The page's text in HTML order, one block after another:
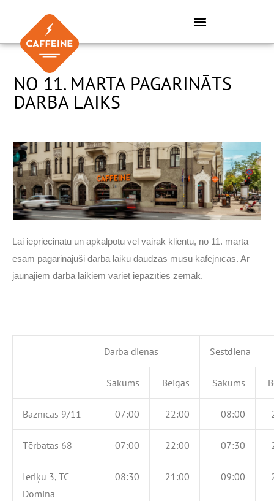
content
NO 11. MARTA PAGARINĀTS
DARBA LAIKS
Lai iepriecinātu un apkalpotu vēl vairāk klientu, no 11. marta
esam pagarinājuši darba laiku daudzās mūsu kafejnīcās. Ar
jaunajiem darba laikiem variet iepazīties zemāk.
Darba dienas Sestdiena
Sākums Beigas Sākums
Baznīcas 9/11 07:00 22:00 08:00
Tērbatas 68 07:00 22:00 07:30
Ieriķu 3, TC
Domina
08:30 21:00 09:00